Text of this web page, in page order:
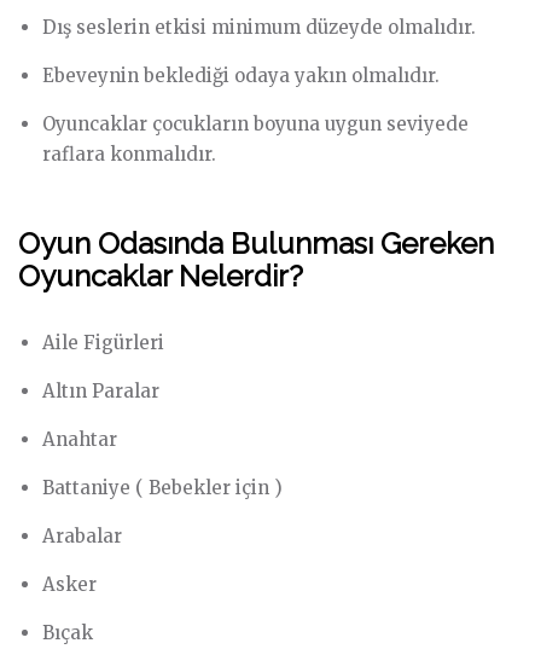
Dış seslerin etkisi minimum düzeyde olmalıdır.
Ebeveynin beklediği odaya yakın olmalıdır.
Oyuncaklar çocukların boyuna uygun seviyede
raflara konmalıdır.
Oyun Odasında Bulunması Gereken
Oyuncaklar Nelerdir?
Aile Figürleri
Altın Paralar
Anahtar
Battaniye ( Bebekler için )
Arabalar
Asker
Bıçak